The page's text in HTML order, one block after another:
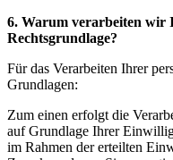
6. Warum verarbeiten wir
Rechtsgrundlage?
Für das Verarbeiten Ihrer
Grundlagen:
Zum einen erfolgt die
auf Grundlage Ihrer
im Rahmen der erteilten